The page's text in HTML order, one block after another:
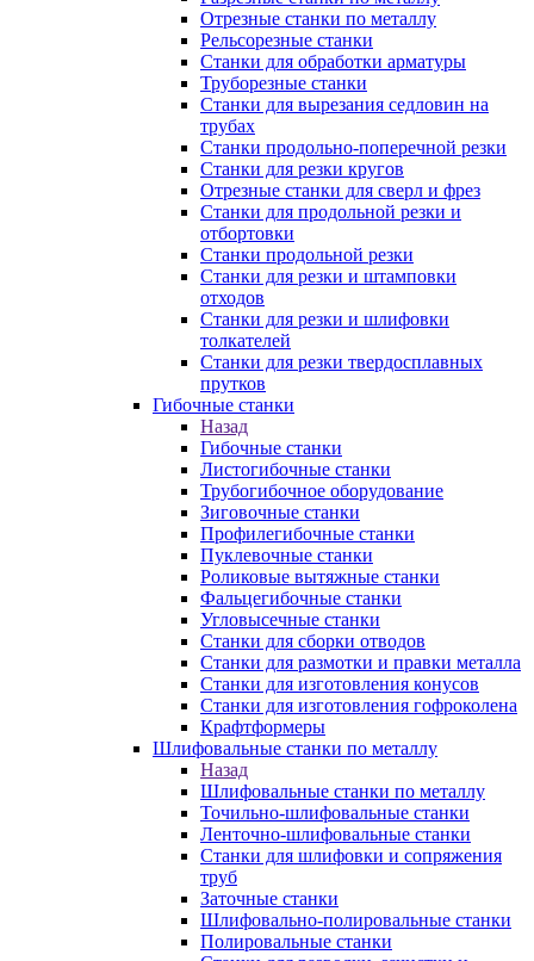
Отрезные станки по металлу
Рельсорезные станки
Станки для обработки арматуры
Труборезные станки
Станки для вырезания седловин на
трубаx
Станки продольно-поперечной резки
Станки для резки кругов
Отрезные станки для сверл и фрез
Станки для продольной резки и
отбортовки
Станки продольной резки
Станки для резки и штамповки
отходов
Станки для резки и шлифовки
толкателей
Станки для резки твердосплавных
прутков
Гибочные станки
Назад
Гибочные станки
Листогибочные станки
Трубогибочное оборудование
Зиговочные станки
Профилегибочные станки
Пуклевочные станки
Роликовые вытяжные станки
Фальцегибочные станки
Угловысечные станки
Станки для сборки отводов
Станки для размотки и правки металла
Станки для изготовления конусов
Станки для изготовления гофроколена
Крафтформеры
Шлифовальные станки по металлу
Назад
Шлифовальные станки по металлу
Точильно-шлифовальные станки
Ленточно-шлифовальные станки
Станки для шлифовки и сопряжения
труб
Заточные станки
Шлифовально-полировальные станки
Полировальные станки